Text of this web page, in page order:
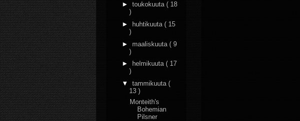
► toukokuuta ( 18
)
►
huhtikuuta ( 15
)
► maaliskuuta ( 9
)
►
helmikuuta ( 17
)
▼ tammikuuta (
13 )
Monteith's
Bohemian
Pilsner